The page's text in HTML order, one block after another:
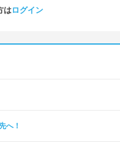
はログイン
へ！